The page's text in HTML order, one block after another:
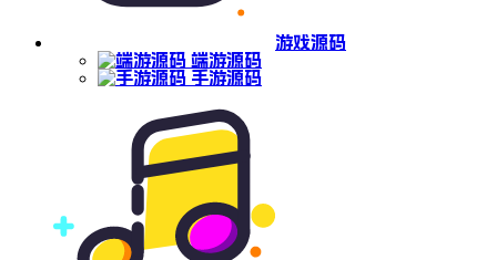
游戏源码
端游源码
手游源码